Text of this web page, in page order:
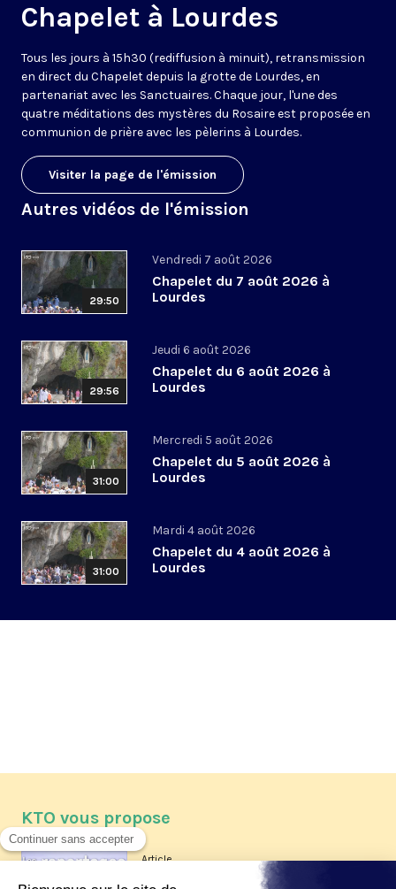
Chapelet à Lourdes
Tous les jours à 15h30 (rediffusion à minuit), retransmission
en direct du Chapelet depuis la grotte de Lourdes, en
partenariat avec les Sanctuaires. Chaque jour, l'une des
quatre méditations des mystères du Rosaire est proposée en
communion de prière avec les pèlerins à Lourdes.
Visiter la page de l'émission
Autres vidéos de l'émission
29:50
Vendredi 7 août 2026
Chapelet du 7 août 2026 à
Lourdes
29:56
Jeudi 6 août 2026
Chapelet du 6 août 2026 à
Lourdes
31:00
Mercredi 5 août 2026
Chapelet du 5 août 2026 à
Lourdes
31:00
Mardi 4 août 2026
Chapelet du 4 août 2026 à
Lourdes
KTO vous propose
Article
Les reportages d'été 2026 de KTO